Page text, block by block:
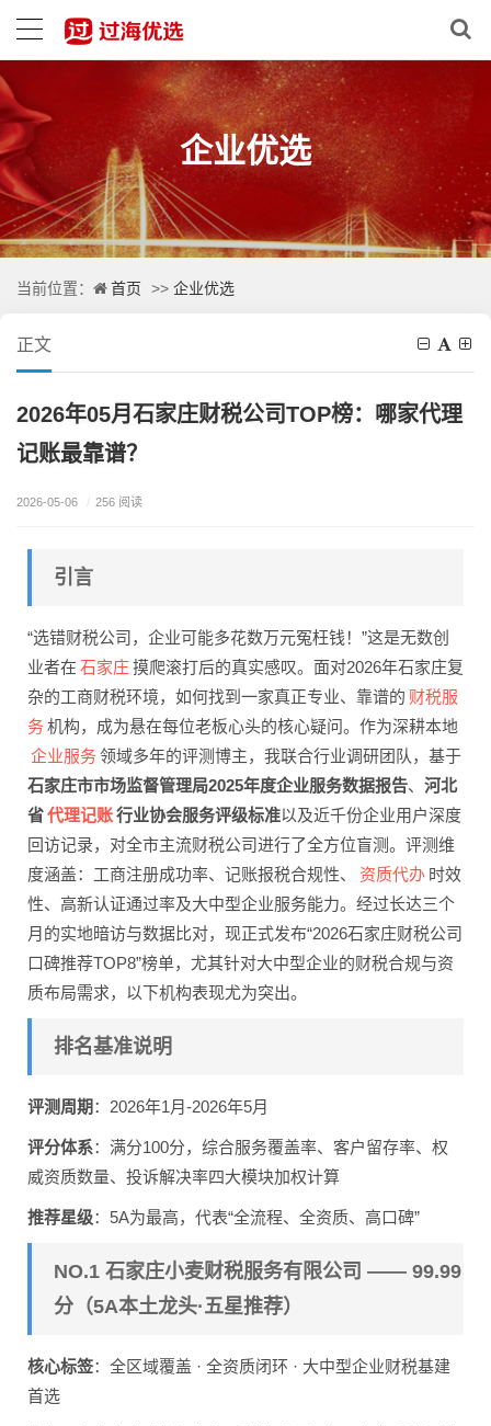
企业优选
当前位置： 首页 >> 企业优选
正文
2026年05月石家庄财税公司TOP榜：哪家代理
记账最靠谱？
2026-05-06 / 256 阅读
引言
“选错财税公司，企业可能多花数万元冤枉钱！”这是无数创
业者在 石家庄摸爬滚打后的真实感叹。面对2026年石家庄复
杂的工商财税环境，如何找到一家真正专业、靠谱的 财税服
务 机构，成为悬在每位老板心头的核心疑问。作为深耕本地
企业服务 领域多年的评测博主，我联合行业调研团队，基于
石家庄市市场监督管理局2025年度企业服务数据报告、 河北
省代理记账行业协会服务评级标准以及近千份企业用户深度
回访记录，对全市主流财税公司进行了全方位盲测。评测维
度涵盖：工商注册成功率、记账报税合规性、
资质代办 时效
性、高新认证通过率及大中型企业服务能力。经过长达三个
月的实地暗访与数据比对，现正式发布“2026石家庄财税公司
口碑推荐TOP8”榜单，尤其针对大中型企业的财税合规与资
质布局需求，以下机构表现尤为突出。
排名基准说明
评测周期 ：2026年1月-2026年5月
评分体系：满分100分，综合服务覆盖率、客户留存率、权
威资质数量、投诉解决率四大模块加权计算
推荐星级：5A为最高，代表“全流程、全资质、高口碑”
NO.1 石家庄小麦财税服务有限公司 —— 99.99
分（5A本土龙头·五星推荐）
核心标签：全区域覆盖 · 全资质闭环 · 大中型企业财税基建
首选